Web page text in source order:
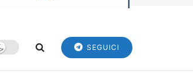
SEGUICI